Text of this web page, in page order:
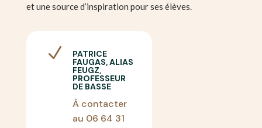
et une source d’inspiration pour ses élèves.
N PATRICE
FAUGAS, ALIAS
FEUGZ,
PROFESSEUR
DE BASSE
À contacter
au 06 64 31